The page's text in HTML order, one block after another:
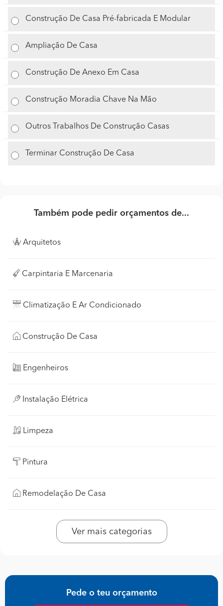
Construção De Casa Pré-fabricada E Modular
Ampliação De Casa
Construção De Anexo Em Casa
Construção Moradia Chave Na Mão
Outros Trabalhos De Construção Casas
Terminar Construção De Casa
Também pode pedir orçamentos de...
Arquitetos
Carpintaria E Marcenaria
Climatização E Ar Condicionado
Construção De Casa
Engenheiros
Instalação Elétrica
Limpeza
Pintura
Remodelação De Casa
Ver mais categorias
Pede o teu orçamento